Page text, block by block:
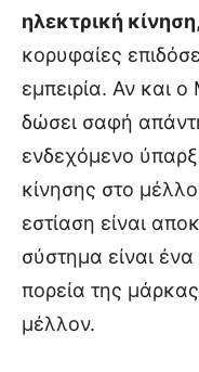
ηλεκτρική κίνηση
κορυφαίες
εμπειρία. Αν και
δώσει σαφή
ενδεχόμενο
κίνησης στο
εστίαση είναι
σύστημα είναι
πορεία της
μέλλον.